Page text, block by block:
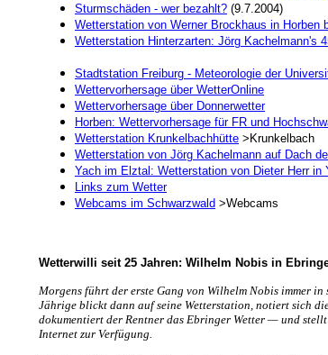
Sturmschäden - wer bezahlt? (9.7.2004)
Wetterstation von Werner Brockhaus in Horben
Wetterstation Hinterzarten: Jörg Kachelmann's
Stadtstation Freiburg - Meteorologie der
Wettervorhersage über WetterOnline
Wettervorhersage über Donnerwetter
Horben: Wettervorhersage für FR und
Wetterstation Krunkelbachhütte >Krunkelbach
Wetterstation von Jörg Kachelmann auf Dach
Yach im Elztal: Wetterstation von Dieter Herr in
Links zum Wetter
Webcams im Schwarzwald >Webcams
Wetterwilli seit 25 Jahren: Wilhelm Nobis in
Morgens führt der erste Gang von Wilhelm Nobis immer
Jährige blickt dann auf seine Wetterstation, notiert sich
dokumentiert der Rentner das Ebringer Wetter — und
Internet zur Verfügung.